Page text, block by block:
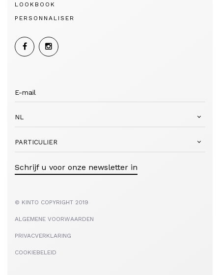
LOOKBOOK
PERSONNALISER
NL
PARTICULIER
Schrijf u voor onze newsletter in
© KINTO COPYRIGHT 2019
ALGEMENE VOORWAARDEN
PRIVACVERKLARING
COOKIEBELEID